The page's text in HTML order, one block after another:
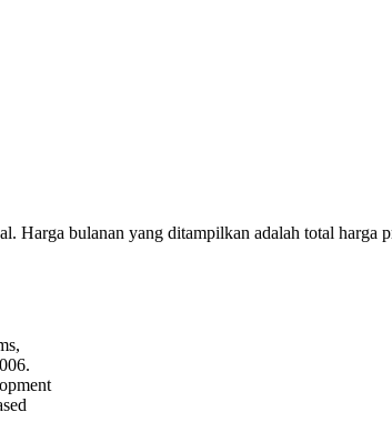
Harga bulanan yang ditampilkan adalah total harga